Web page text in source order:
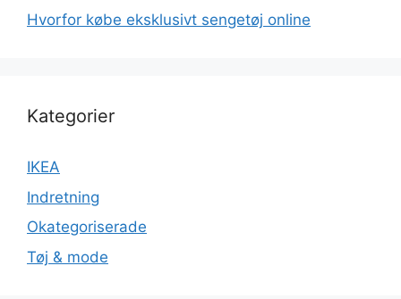
Hvorfor købe eksklusivt sengetøj online
Kategorier
IKEA
Indretning
Okategoriserade
Tøj & mode